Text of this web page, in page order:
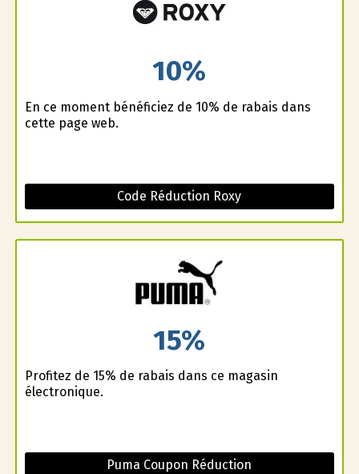
10%
En ce moment bénéficiez de 10% de rabais dans
cette page web.
Code Réduction Roxy
15%
Profitez de 15% de rabais dans ce magasin
électronique.
Puma Coupon Réduction